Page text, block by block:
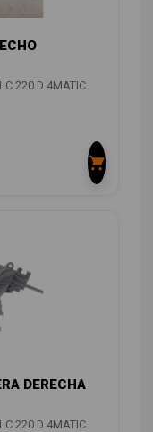
220 D 4MATIC
DERECHA
220 D 4MATIC